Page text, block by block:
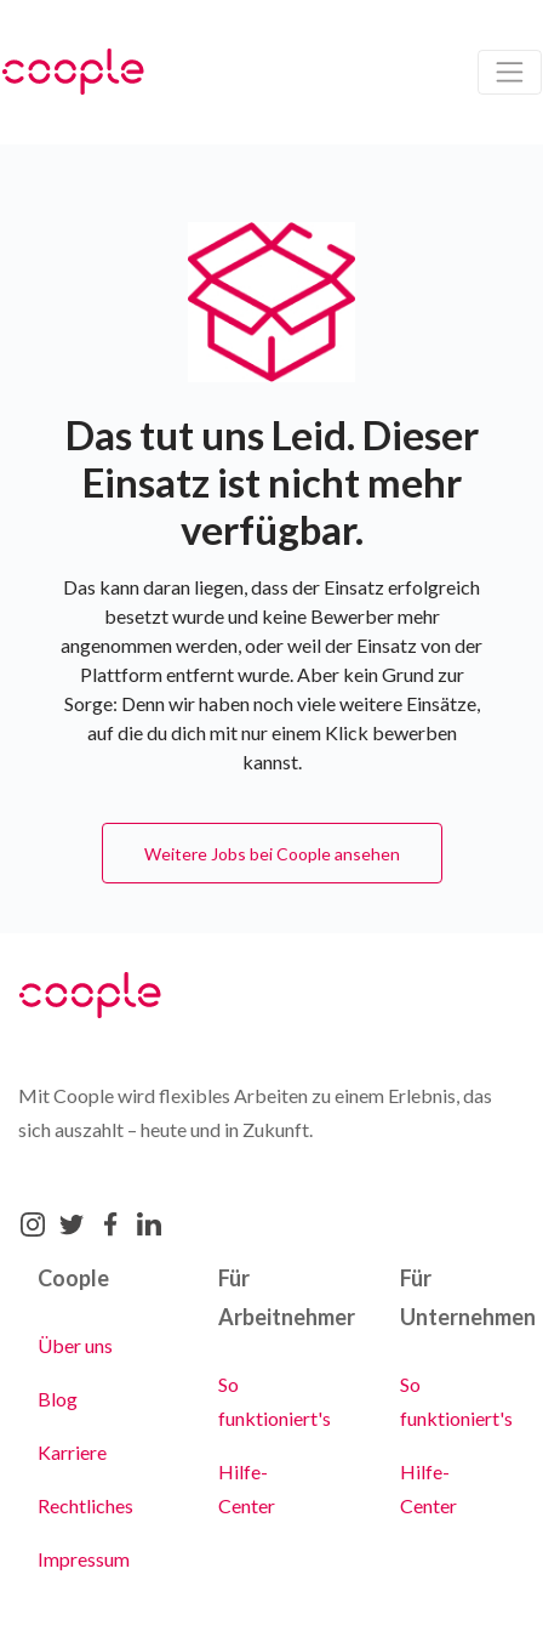
Das tut uns Leid. Dieser
Einsatz ist nicht mehr
verfügbar.
Das kann daran liegen, dass der Einsatz erfolgreich
besetzt wurde und keine Bewerber mehr
angenommen werden, oder weil der Einsatz von der
Plattform entfernt wurde. Aber kein Grund zur
Sorge: Denn wir haben noch viele weitere Einsätze,
auf die du dich mit nur einem Klick bewerben
kannst.
Weitere Jobs bei Coople ansehen
Mit Coople wird flexibles Arbeiten zu einem Erlebnis, das
sich auszahlt – heute und in Zukunft.
Coople
Über uns
Blog
Karriere
Rechtliches
Impressum
Für
Arbeitnehmer
So
funktioniert's
Hilfe-
Center
Für
Unternehmen
So
funktioniert's
Hilfe-
Center